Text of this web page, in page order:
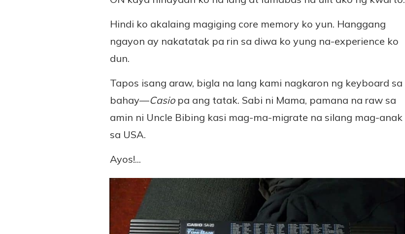
Hindi ko akalaing magiging core memory ko yun. Hanggang
ngayon ay nakatatak pa rin sa diwa ko yung na-experience ko
dun.
Tapos isang araw, bigla na lang kami nagkaron ng keyboard sa
bahay—Casio pa ang tatak. Sabi ni Mama, pamana na raw sa
amin ni Uncle Bibing kasi mag-ma-migrate na silang mag-anak
sa USA.
Ayos!...